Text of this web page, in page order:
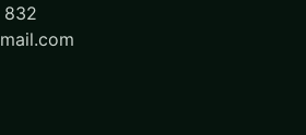
832